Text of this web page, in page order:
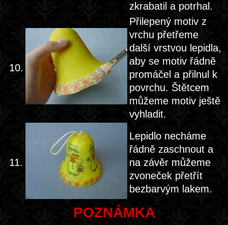
zkrabatil a potrhal.
10.
Přilepený motiv z
vrchu přetřeme
další vrstvou lepidla,
aby se motiv řádně
promáčel a přilnul k
povrchu. Štětcem
můžeme motiv ještě
vyhladit.
11.
Lepidlo necháme
řádně zaschnout a
na závěr můžeme
zvoneček přetřít
bezbarvým lakem.
POZNÁMKA